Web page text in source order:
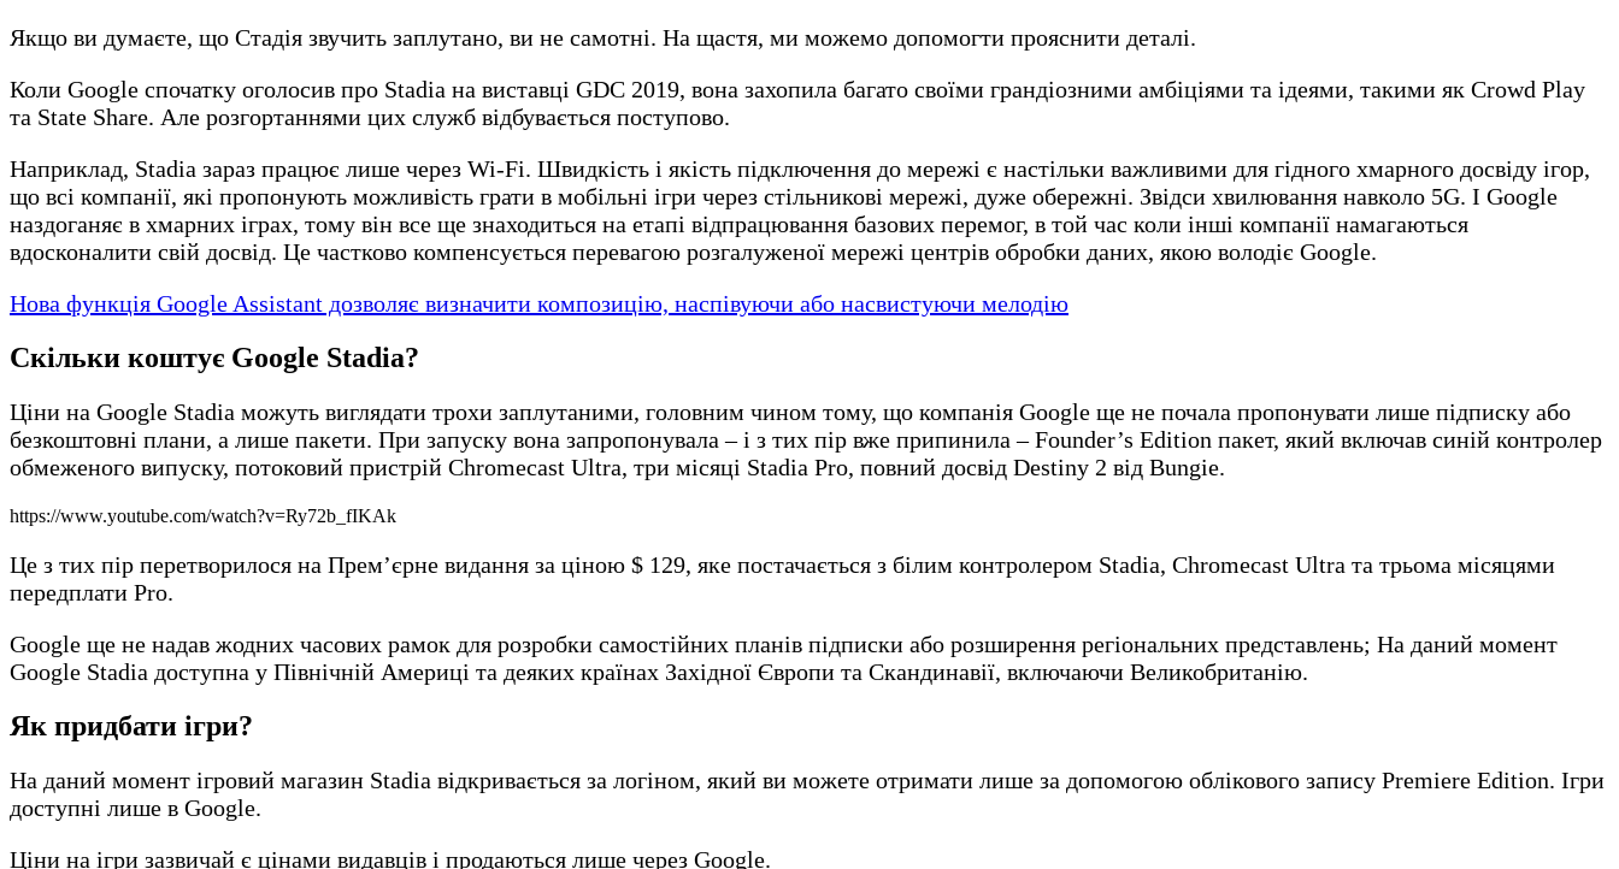
Якщо ви думаєте, що Стадія звучить заплутано, ви не самотні. На щастя, ми можемо допомогти прояснити деталі.
Коли Google спочатку оголосив про Stadia на виставці GDC 2019, вона захопила багато своїми грандіозними амбіціями та ідеями, такими як Crowd Play
та State Share. Але розгортаннями цих служб відбувається поступово.
Наприклад, Stadia зараз працює лише через Wi-Fi. Швидкість і якість підключення до мережі є настільки важливими для гідного хмарного досвіду ігор,
що всі компанії, які пропонують можливість грати в мобільні ігри через стільникові мережі, дуже обережні. Звідси хвилювання навколо 5G. І Google
наздоганяє в хмарних іграх, тому він все ще знаходиться на етапі відпрацювання базових перемог, в той час коли інші компанії намагаються
вдосконалити свій досвід. Це частково компенсується перевагою розгалуженої мережі центрів обробки даних, якою володіє Google.
Нова функція Google Assistant дозволяє визначити композицію, наспівуючи або насвистуючи мелодію
Скільки коштує Google Stadia?
Ціни на Google Stadia можуть виглядати трохи заплутаними, головним чином тому, що компанія Google ще не почала пропонувати лише підписку або
безкоштовні плани, а лише пакети. При запуску вона запропонувала – і з тих пір вже припинила – Founder’s Edition пакет, який включав синій контролер
обмеженого випуску, потоковий пристрій Chromecast Ultra, три місяці Stadia Pro, повний досвід Destiny 2 від Bungie.
https://www.youtube.com/watch?v=Ry72b_fIKAk
Це з тих пір перетворилося на Прем’єрне видання за ціною $ 129, яке постачається з білим контролером Stadia, Chromecast Ultra та трьома місяцями
передплати Pro.
Google ще не надав жодних часових рамок для розробки самостійних планів підписки або розширення регіональних представлень; На даний момент
Google Stadia доступна у Північній Америці та деяких країнах Західної Європи та Скандинавії, включаючи Великобританію.
Як придбати ігри?
На даний момент ігровий магазин Stadia відкривається за логіном, який ви можете отримати лише за допомогою облікового запису Premiere Edition. Ігри
доступні лише в Google.
Ціни на ігри зазвичай є цінами видавців і продаються лише через Google.